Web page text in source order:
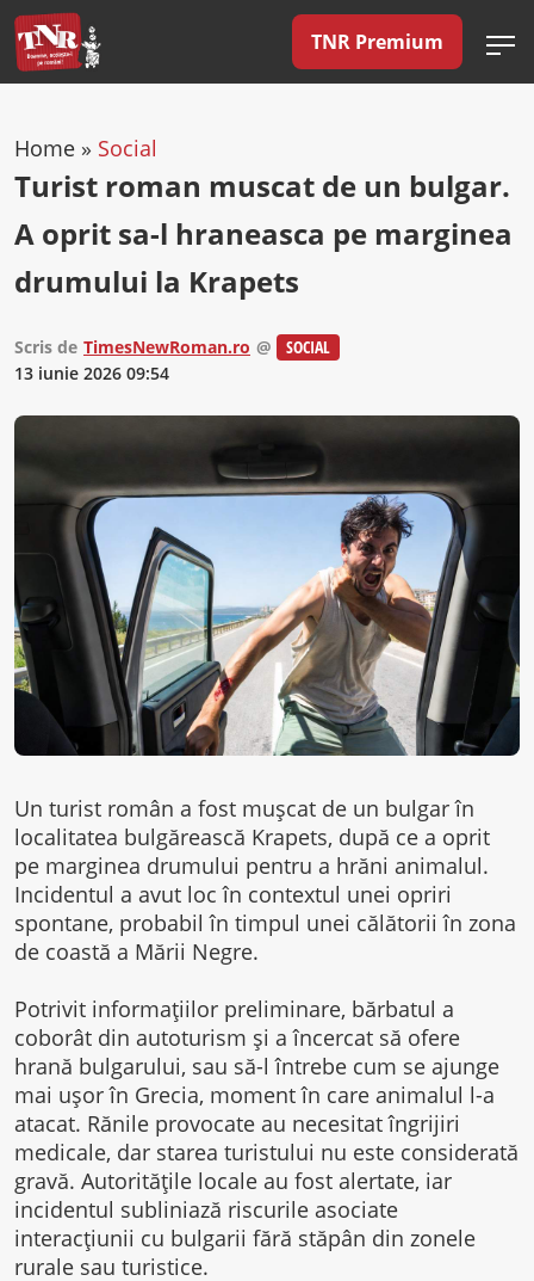
TNR Premium
Home » Social
Turist roman muscat de un bulgar.
A oprit sa-l hraneasca pe marginea
drumului la Krapets
Scris de TimesNewRoman.ro @
SOCIAL
13 iunie 2026 09:54
Un turist român a fost mușcat de un bulgar în
localitatea bulgărească Krapets, după ce a oprit
pe marginea drumului pentru a hrăni animalul.
Incidentul a avut loc în contextul unei opriri
spontane, probabil în timpul unei călătorii în zona
de coastă a Mării Negre.
Potrivit informațiilor preliminare, bărbatul a
coborât din autoturism și a încercat să ofere
hrană bulgarului, sau să-l întrebe cum se ajunge
mai ușor în Grecia, moment în care animalul l-a
atacat. Rănile provocate au necesitat îngrijiri
medicale, dar starea turistului nu este considerată
gravă. Autoritățile locale au fost alertate, iar
incidentul subliniază riscurile asociate
interacțiunii cu bulgarii fără stăpân din zonele
rurale sau turistice.